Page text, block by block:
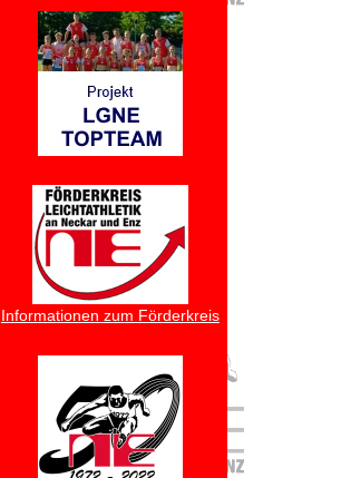
Informationen zum Förderkreis